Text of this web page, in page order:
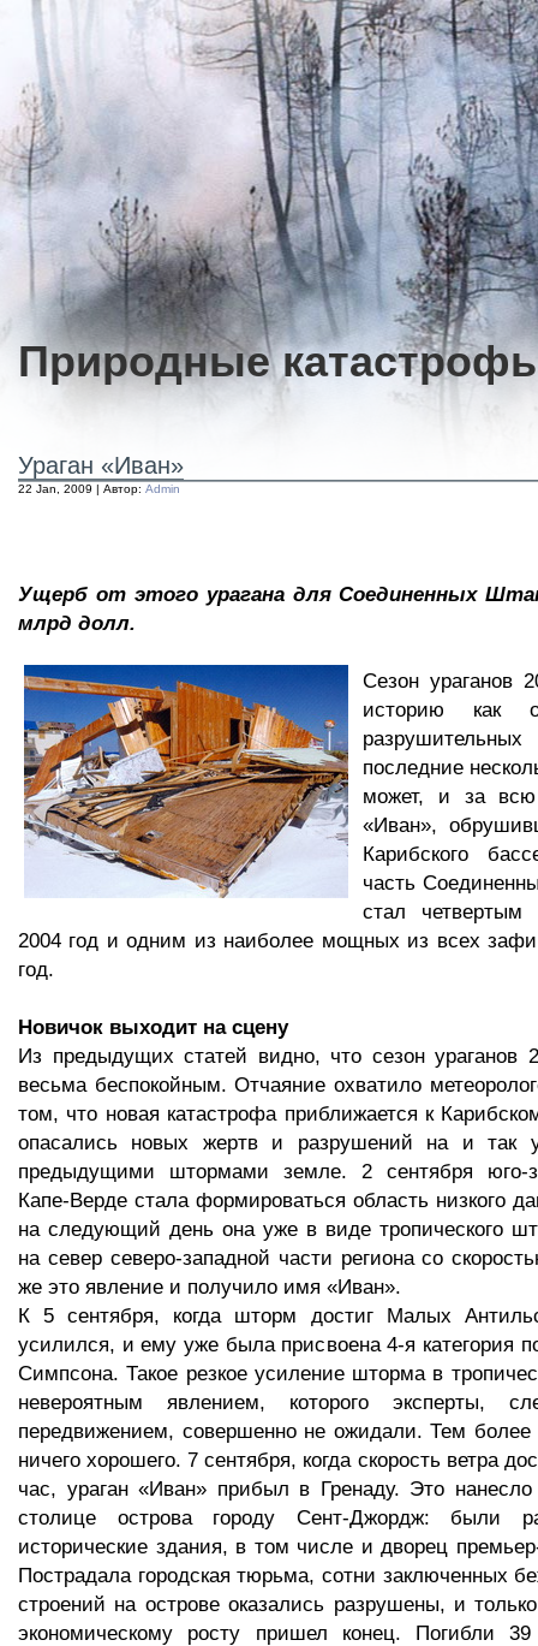
Природные
Ураган «Иван»
22 Jan, 2009 | Автор: Admin
Ущерб от этого урагана для Соединенных
млрд долл.
Сезон ураганов
историю как
последние
может, и за всю
«Иван»,
Карибского
часть
стал
2004 год и одним из наиболее мощных из всех
год.
Новичок выходит на сцену
Из предыдущих статей видно, что сезон ураганов
весьма беспокойным. Отчаяние охватило
том, что новая катастрофа приближается к
опасались новых жертв и разрушений на и так
предыдущими штормами земле. 2 сентября юго-
Капе-Верде стала формироваться область низкого
на следующий день она уже в виде тропического
на север северо-западной части региона со
же это явление и получило имя «Иван».
К 5 сентября, когда шторм достиг Малых
усилился, и ему уже была присвоена 4-я категория
Симпсона. Такое резкое усиление шторма в
невероятным явлением, которого эксперты,
передвижением, совершенно не ожидали. Тем более
ничего хорошего. 7 сентября, когда скорость ветра
час, ураган «Иван» прибыл в Гренаду. Это
столице острова городу Сент-Джордж: были
исторические здания, в том числе и дворец
Пострадала городская тюрьма, сотни заключенных
строений на острове оказались разрушены, и
экономическому росту пришел конец. Погибли